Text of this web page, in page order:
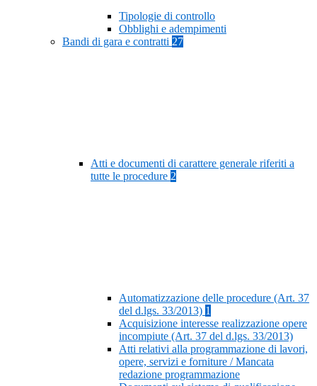
Tipologie di controllo
Obblighi e adempimenti
Bandi di gara e contratti 27
Atti e documenti di carattere generale riferiti a
tutte le procedure 2
Automatizzazione delle procedure (Art. 37
del d.lgs. 33/2013) 1
Acquisizione interesse realizzazione opere
incompiute (Art. 37 del d.lgs. 33/2013)
Atti relativi alla programmazione di lavori,
opere, servizi e forniture / Mancata
redazione programmazione